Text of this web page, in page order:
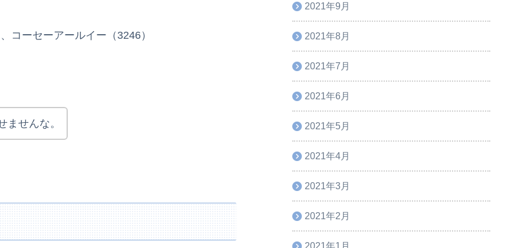
コーセーアールイー（3246）
ませんな。
2021年9月
2021年8月
2021年7月
2021年6月
2021年5月
2021年4月
2021年3月
2021年2月